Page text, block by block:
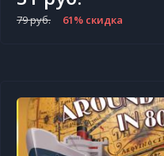
79 руб. 61% скидка